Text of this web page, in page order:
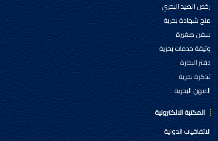
رخص الصيد البحري
منح شهادة بحرية
سفن صغيرة
وثيقة خدمات بحرية
دفتر البحارة
تذكرة بحرية
المهن البحرية
المكتبة الالكترونية
الاتفاقيات الدولية